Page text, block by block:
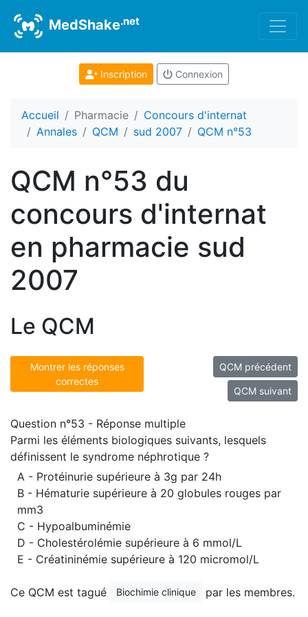
MedShake.net
Inscription Connexion
Accueil Pharmacie
Concours d'internat
Annales
QCM sud 2007 QCM n°53
QCM n°53 du
concours d'internat
en pharmacie sud
2007
Le QCM
Montrer les réponses
correctes
QCM précédent
QCM suivant
Question n°53 - Réponse multiple
Parmi les éléments biologiques suivants, lesquels
définissent le syndrome néphrotique ?
A - Protéinurie supérieure à 3g par 24h
B - Hématurie supérieure à 20 globules rouges par
mm3
C - Hypoalbuminémie
D - Cholestérolémie supérieure à 6 mmol/L
E - Créatininémie supérieure à 120 micromol/L
Ce QCM est tagué Biochimie clinique par les membres.